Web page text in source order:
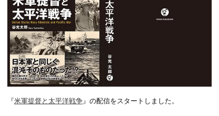
重版情報
2020.12.18
『「砲兵」から見た世界大戦』（古峰文三）...
重版情報
2020.12.18
『日本陸海軍はなぜロジスティクスを軽視し...
重版情報
2020.12.18
『F-2超入門』（関 賢太郎）三刷...
『米軍提督と太平洋戦争』の配信をスタートしました。